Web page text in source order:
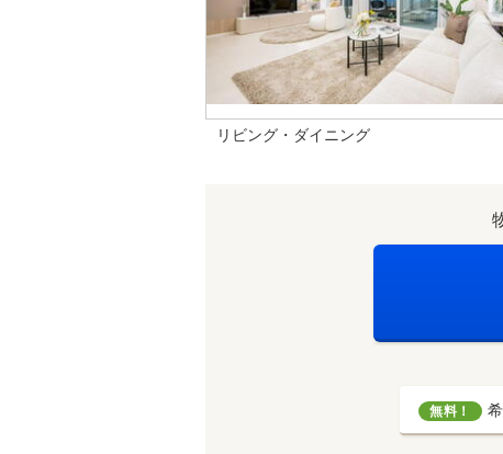
リビング・ダイニング
無料！